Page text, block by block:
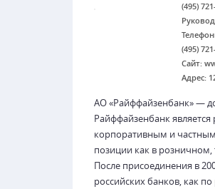
(495)
(495)
Сайт:
Адрес:
АО «Райффайзенбанк» —
Райффайзенбанк
корпоративным и
позиции как в розничном,
После присоединения в
российских банков, как